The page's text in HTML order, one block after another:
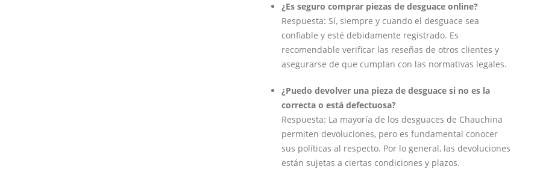
¿Es seguro comprar piezas de desguace online?
Respuesta: Sí, siempre y cuando el desguace sea
confiable y esté debidamente registrado. Es
recomendable verificar las reseñas de otros clientes y
asegurarse de que cumplan con las normativas legales.
¿Puedo devolver una pieza de desguace si no es la
correcta o está defectuosa?
Respuesta: La mayoría de los desguaces de Chauchina
permiten devoluciones, pero es fundamental conocer
sus políticas al respecto. Por lo general, las devoluciones
están sujetas a ciertas condiciones y plazos.